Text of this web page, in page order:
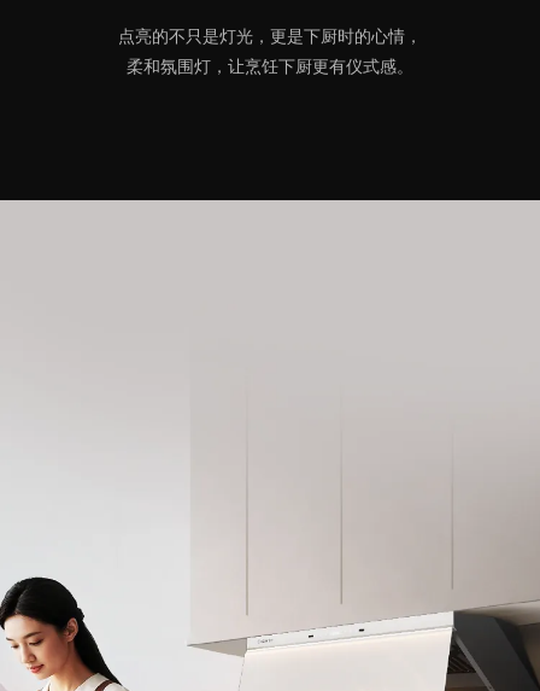
点亮的不只是灯光，更是下厨时的心情，
柔和氛围灯，让烹饪下厨更有仪式感。